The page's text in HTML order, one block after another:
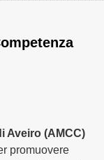
Aveiro (AMCC)
promuovere